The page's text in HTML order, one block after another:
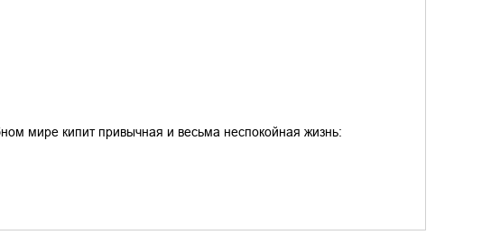
мире кипит привычная и весьма неспокойная жизнь: